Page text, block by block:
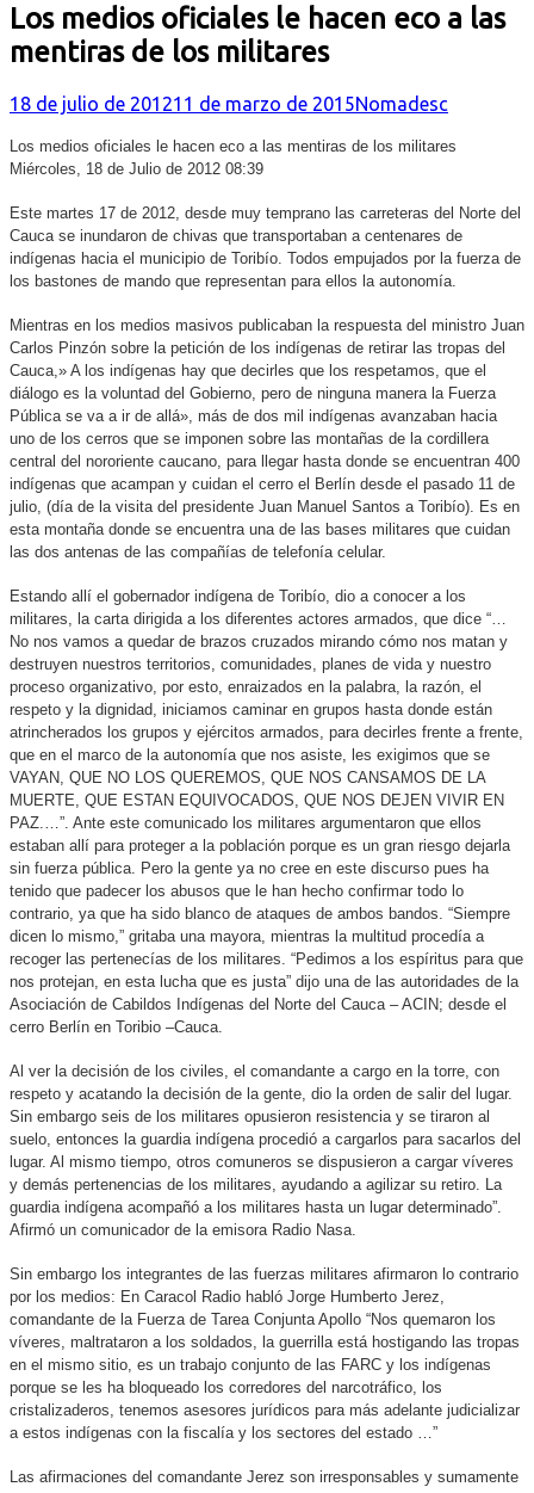
Los medios oficiales le hacen eco a las
mentiras de los militares
18 de julio de 201211 de marzo de 2015Nomadesc
Los medios oficiales le hacen eco a las mentiras de los militares
Miércoles, 18 de Julio de 2012 08:39
Este martes 17 de 2012, desde muy temprano las carreteras del Norte del
Cauca se inundaron de chivas que transportaban a centenares de
indígenas hacia el municipio de Toribío. Todos empujados por la fuerza de
los bastones de mando que representan para ellos la autonomía.
Mientras en los medios masivos publicaban la respuesta del ministro Juan
Carlos Pinzón sobre la petición de los indígenas de retirar las tropas del
Cauca,» A los indígenas hay que decirles que los respetamos, que el
diálogo es la voluntad del Gobierno, pero de ninguna manera la Fuerza
Pública se va a ir de allá», más de dos mil indígenas avanzaban hacia
uno de los cerros que se imponen sobre las montañas de la cordillera
central del nororiente caucano, para llegar hasta donde se encuentran 400
indígenas que acampan y cuidan el cerro el Berlín desde el pasado 11 de
julio, (día de la visita del presidente Juan Manuel Santos a Toribío). Es en
esta montaña donde se encuentra una de las bases militares que cuidan
las dos antenas de las compañías de telefonía celular.
Estando allí el gobernador indígena de Toribío, dio a conocer a los
militares, la carta dirigida a los diferentes actores armados, que dice “…
No nos vamos a quedar de brazos cruzados mirando cómo nos matan y
destruyen nuestros territorios, comunidades, planes de vida y nuestro
proceso organizativo, por esto, enraizados en la palabra, la razón, el
respeto y la dignidad, iniciamos caminar en grupos hasta donde están
atrincherados los grupos y ejércitos armados, para decirles frente a frente,
que en el marco de la autonomía que nos asiste, les exigimos que se
VAYAN, QUE NO LOS QUEREMOS, QUE NOS CANSAMOS DE LA
MUERTE, QUE ESTAN EQUIVOCADOS, QUE NOS DEJEN VIVIR EN
PAZ.…”. Ante este comunicado los militares argumentaron que ellos
estaban allí para proteger a la población porque es un gran riesgo dejarla
sin fuerza pública. Pero la gente ya no cree en este discurso pues ha
tenido que padecer los abusos que le han hecho confirmar todo lo
contrario, ya que ha sido blanco de ataques de ambos bandos. “Siempre
dicen lo mismo,” gritaba una mayora, mientras la multitud procedía a
recoger las pertenecías de los militares. “Pedimos a los espíritus para que
nos protejan, en esta lucha que es justa” dijo una de las autoridades de la
Asociación de Cabildos Indígenas del Norte del Cauca – ACIN; desde el
cerro Berlín en Toribio –Cauca.
Al ver la decisión de los civiles, el comandante a cargo en la torre, con
respeto y acatando la decisión de la gente, dio la orden de salir del lugar.
Sin embargo seis de los militares opusieron resistencia y se tiraron al
suelo, entonces la guardia indígena procedió a cargarlos para sacarlos del
lugar. Al mismo tiempo, otros comuneros se dispusieron a cargar víveres
y demás pertenencias de los militares, ayudando a agilizar su retiro. La
guardia indígena acompañó a los militares hasta un lugar determinado”.
Afirmó un comunicador de la emisora Radio Nasa.
Sin embargo los integrantes de las fuerzas militares afirmaron lo contrario
por los medios: En Caracol Radio habló Jorge Humberto Jerez,
comandante de la Fuerza de Tarea Conjunta Apollo “Nos quemaron los
víveres, maltrataron a los soldados, la guerrilla está hostigando las tropas
en el mismo sitio, es un trabajo conjunto de las FARC y los indígenas
porque se les ha bloqueado los corredores del narcotráfico, los
cristalizaderos, tenemos asesores jurídicos para más adelante judicializar
a estos indígenas con la fiscalía y los sectores del estado …”
Las afirmaciones del comandante Jerez son irresponsables y sumamente